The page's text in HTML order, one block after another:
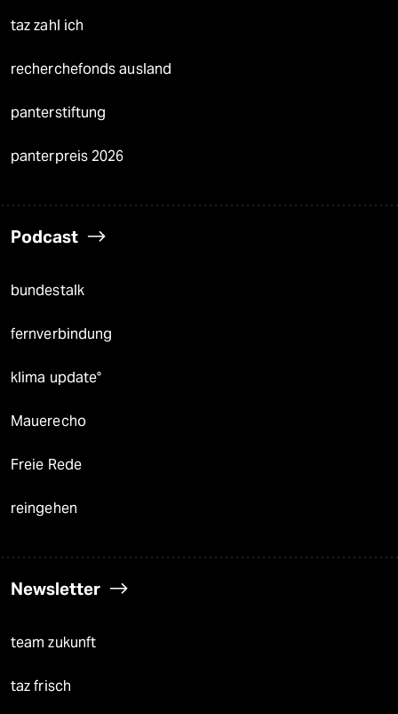
taz zahl ich
recherchefonds ausland
panterstiftung
panterpreis 2026
Podcast
bundestalk
fernverbindung
klima update°
Mauerecho
Freie Rede
reingehen
Newsletter
team zukunft
taz frisch